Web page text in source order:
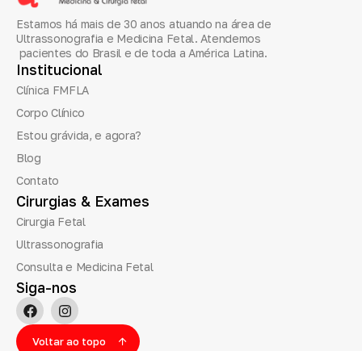
Estamos há mais de 30 anos atuando na área de
Ultrassonografia e Medicina Fetal. Atendemos
pacientes do Brasil e de toda a América Latina.
Institucional
Clínica FMFLA
Corpo Clínico
Estou grávida, e agora?
Blog
Contato
Cirurgias & Exames
Cirurgia Fetal
Ultrassonografia
Consulta e Medicina Fetal
Siga-nos
Voltar ao topo